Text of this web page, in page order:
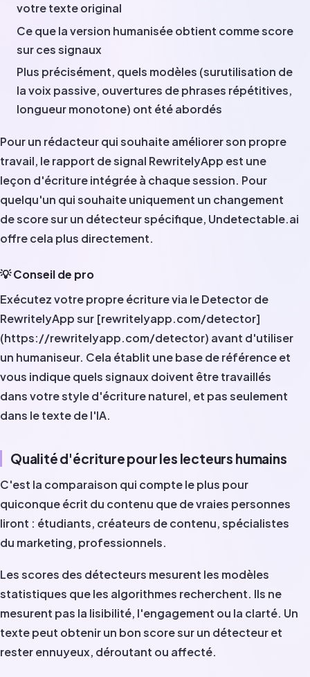
votre texte original
Ce que la version humanisée obtient comme score
sur ces signaux
Plus précisément, quels modèles (surutilisation de
la voix passive, ouvertures de phrases répétitives,
longueur monotone) ont été abordés
Pour un rédacteur qui souhaite améliorer son propre
travail, le rapport de signal RewritelyApp est une
leçon d'écriture intégrée à chaque session. Pour
quelqu'un qui souhaite uniquement un changement
de score sur un détecteur spécifique, Undetectable.ai
offre cela plus directement.
💡 Conseil de pro
Exécutez votre propre écriture via le Detector de
RewritelyApp sur [rewritelyapp.com/detector]
(https://rewritelyapp.com/detector) avant d'utiliser
un humaniseur. Cela établit une base de référence et
vous indique quels signaux doivent être travaillés
dans votre style d'écriture naturel, et pas seulement
dans le texte de l'IA.
Qualité d'écriture pour les lecteurs humains
C'est la comparaison qui compte le plus pour
quiconque écrit du contenu que de vraies personnes
liront : étudiants, créateurs de contenu, spécialistes
du marketing, professionnels.
Les scores des détecteurs mesurent les modèles
statistiques que les algorithmes recherchent. Ils ne
mesurent pas la lisibilité, l'engagement ou la clarté. Un
texte peut obtenir un bon score sur un détecteur et
rester ennuyeux, déroutant ou affecté.